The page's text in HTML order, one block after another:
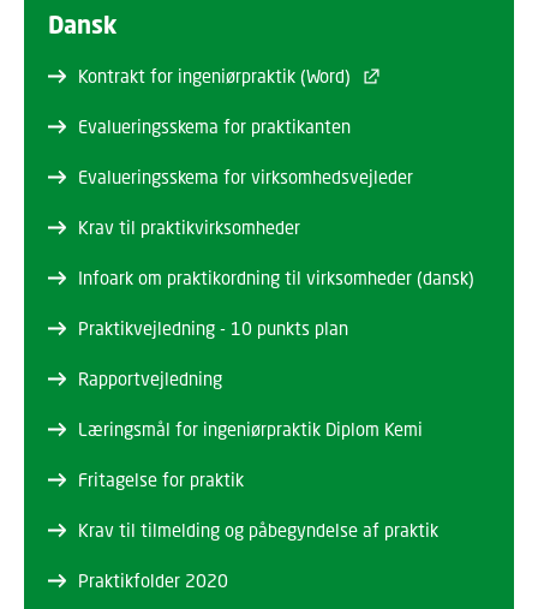
Dansk
Kontrakt for ingeniørpraktik (Word)
Evalueringsskema for praktikanten
Evalueringsskema for virksomhedsvejleder
Krav til praktikvirksomheder
Infoark om praktikordning til virksomheder (dansk)
Praktikvejledning - 10 punkts plan
Rapportvejledning
Læringsmål for ingeniørpraktik Diplom Kemi
Fritagelse for praktik
Krav til tilmelding og påbegyndelse af praktik
Praktikfolder 2020